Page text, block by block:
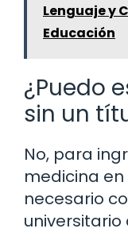
Lenguaje y
Educación
¿Puedo
sin un
No, para
medicina en
necesario
universitario